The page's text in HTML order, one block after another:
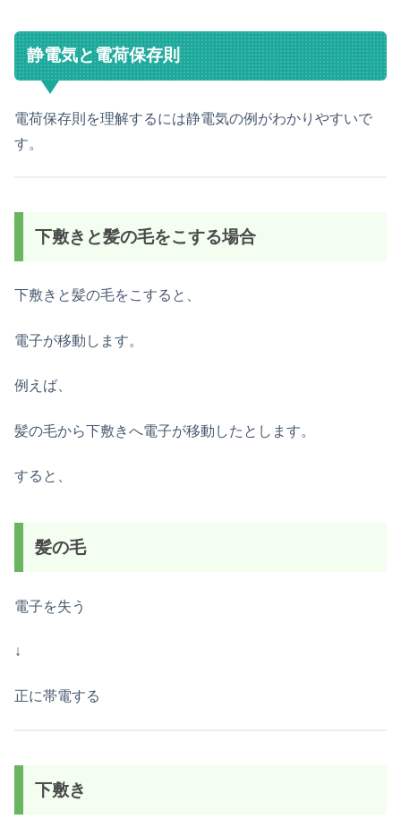
静電気と電荷保存則
電荷保存則を理解するには静電気の例がわかりやすいで
す。
下敷きと髪の毛をこする場合
下敷きと髪の毛をこすると、
電子が移動します。
例えば、
髪の毛から下敷きへ電子が移動したとします。
すると、
髪の毛
電子を失う
↓
正に帯電する
下敷き